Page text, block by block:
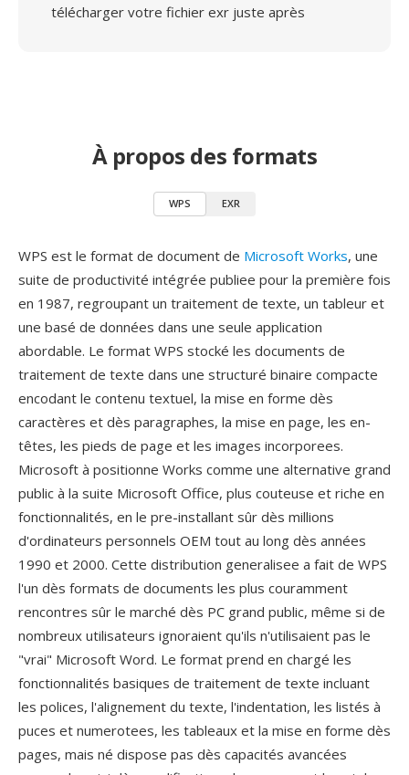
télécharger votre fichier exr juste après
À propos des formats
WPS EXR
WPS est le format de document de Microsoft Works, une
suite de productivité intégrée publiee pour la première fois
en 1987, regroupant un traitement de texte, un tableur et
une basé de données dans une seule application
abordable. Le format WPS stocké les documents de
traitement de texte dans une structuré binaire compacte
encodant le contenu textuel, la mise en forme dès
caractères et dès paragraphes, la mise en page, les en-
têtes, les pieds de page et les images incorporees.
Microsoft à positionne Works comme une alternative grand
public à la suite Microsoft Office, plus couteuse et riche en
fonctionnalités, en le pre-installant sûr dès millions
d'ordinateurs personnels OEM tout au long dès années
1990 et 2000. Cette distribution generalisee a fait de WPS
l'un dès formats de documents les plus couramment
rencontres sûr le marché dès PC grand public, même si de
nombreux utilisateurs ignoraient qu'ils n'utilisaient pas le
"vrai" Microsoft Word. Le format prend en chargé les
fonctionnalités basiques de traitement de texte incluant
les polices, l'alignement du texte, l'indentation, les listés à
puces et numerotees, les tableaux et la mise en forme dès
pages, mais né dispose pas dès capacités avancées